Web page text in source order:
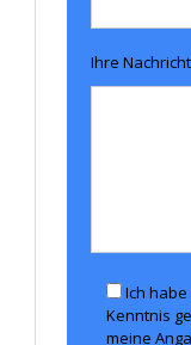
Ihre Nachricht
Ich
Kenntnis
meine